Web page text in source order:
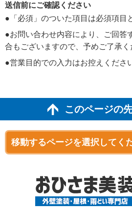
送信前にご確認ください
●「必須」のついた項目は必須項目
●お問い合わせ内容により、ご回答
合もございますので、予めご了承く
●営業目的での入力はお控えくださ
このページの